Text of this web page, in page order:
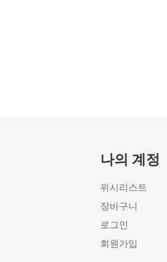
나의 계정
위시리스트
장바구니
로그인
회원가입